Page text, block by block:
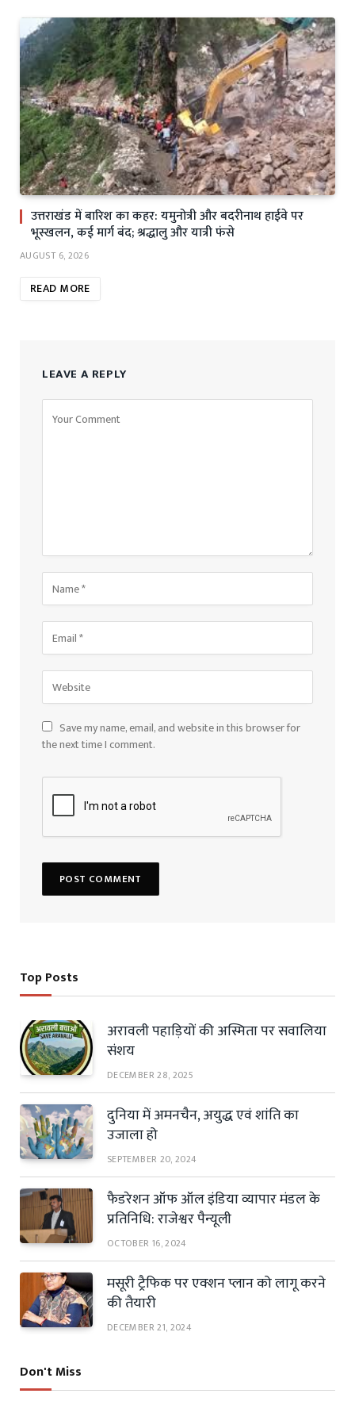
उत्तराखंड में बारिश का कहर: यमुनोत्री और बदरीनाथ हाईवे पर
भूस्खलन, कई मार्ग बंद; श्रद्धालु और यात्री फंसे
AUGUST 6, 2026
READ MORE
LEAVE A REPLY
Save my name, email, and website in this browser for
the next time I comment.
Top Posts
अरावली पहाड़ियों की अस्मिता पर सवालिया
संशय
DECEMBER 28, 2025
दुनिया में अमनचैन, अयुद्ध एवं शांति का
उजाला हो
SEPTEMBER 20, 2024
फैडरेशन ऑफ ऑल इंडिया व्यापार मंडल के
प्रतिनिधि: राजेश्वर पैन्यूली
OCTOBER 16, 2024
मसूरी ट्रैफिक पर एक्शन प्लान को लागू करने
की तैयारी
DECEMBER 21, 2024
Don't Miss